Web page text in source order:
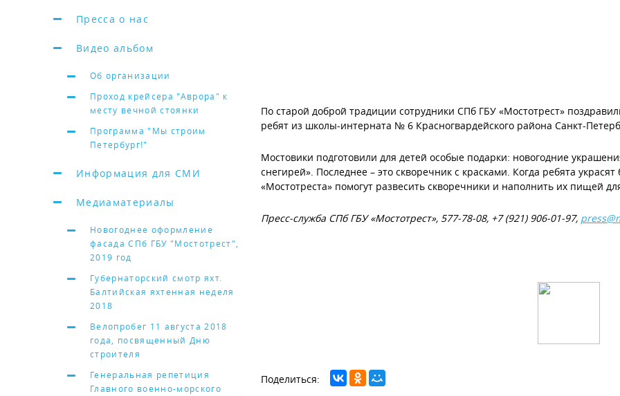
Пресса о нас
Видео альбом
Об организации
Проход крейсера "Аврора" к
месту вечной стоянки
Программа "Мы строим
Петербург!"
Информация для СМИ
Медиаматериалы
Новогоднее оформление
фасада СПб ГБУ "Мостотрест",
2019 год
Губернаторский смотр яхт.
Балтийская яхтенная неделя
2018
Велопробег 11 августа 2018
года, посвященный Дню
строителя
Генеральная репетиция
Главного военно-морского
По старой доброй традиции сотрудники СПб ГБУ «Мостотрест»
ребят из школы-интерната № 6 Красногвардейского района Санкт-
Мостовики подготовили для детей особые подарки: новогодние
снегирей». Последнее – это скворечник с красками. Когда ребята
«Мостотреста» помогут развесить скворечники и наполнить их пищей
Пресс-служба СПб ГБУ «Мостотрест», 577-78-08, +7 (921) 906-01-97,